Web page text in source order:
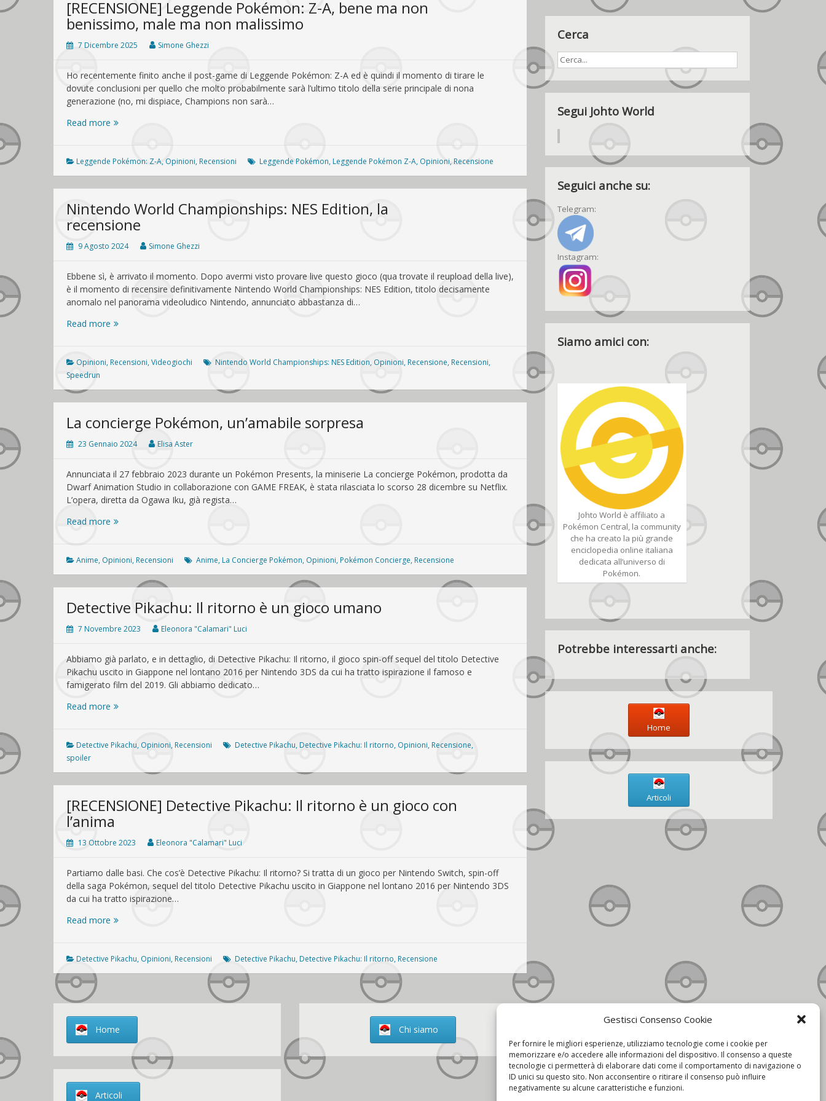
Gestisci Consenso Cookie
Per fornire le migliori esperienze, utilizziamo tecnologie come i cookie per
memorizzare e/o accedere alle informazioni del dispositivo. Il consenso a queste
tecnologie ci permetterà di elaborare dati come il comportamento di navigazione o
ID unici su questo sito. Non acconsentire o ritirare il consenso può influire
negativamente su alcune caratteristiche e funzioni.
[RECENSIONE] Leggende Pokémon: Z-A, bene ma non
benissimo, male ma non malissimo
7 Dicembre 2025 Simone Ghezzi
Ho recentemente finito anche il post-game di Leggende Pokémon: Z-A ed è quindi il momento di tirare le
dovute conclusioni per quello che molto probabilmente sarà l’ultimo titolo della serie principale di nona
generazione (no, mi dispiace, Champions non sarà…
Read more [RECENSIONE]
Pokémon:
Z-
A,
bene
non
benissimo,
ma
malissimo
Leggende Pokémon: Z-A, Opinioni, Recensioni Leggende Pokémon, Leggende Pokémon Z-A, Opinioni,Recensione
Nintendo World Championships: NES Edition, la
recensione
9 Agosto 2024 Simone Ghezzi
Ebbene sì, è arrivato il momento. Dopo avermi visto provare live questo gioco (qua trovate il reupload della live),
è il momento di recensire definitivamente Nintendo World Championships: NES Edition, titolo decisamente
anomalo nel panorama videoludico Nintendo, annunciato abbastanza di…
Read more Nintendo
NES
la
recensione
Opinioni, Recensioni,Videogiochi Nintendo World Championships: NES Edition, Opinioni, Recensione, Recensioni,
Speedrun
La concierge Pokémon, un’amabile sorpresa
23 Gennaio 2024 Elisa Aster
Annunciata il 27 febbraio 2023 durante un Pokémon Presents, la miniserie La concierge Pokémon, prodotta da
Dwarf Animation Studio in collaborazione con GAME FREAK, è stata rilasciata lo scorso 28 dicembre su Netflix.
L’opera, diretta da Ogawa Iku, già regista…
Read more La
un’amabile
sorpresa
Anime, Opinioni, Recensioni Anime, La Concierge Pokémon, Opinioni, Pokémon Concierge, Recensione
Detective Pikachu: Il ritorno è un gioco umano
7 Novembre 2023 Eleonora "Calamari" Luci
Abbiamo già parlato, e in dettaglio, di Detective Pikachu: Il ritorno, il gioco spin-off sequel del titolo Detective
Pikachu uscito in Giappone nel lontano 2016 per Nintendo 3DS da cui ha tratto ispirazione il famoso e
famigerato film del 2019. Gli abbiamo dedicato…
Read more Detective
ritorno
un
gioco
Detective Pikachu, Opinioni, Recensioni Detective Pikachu, Detective Pikachu: Il ritorno, Opinioni, Recensione,
spoiler
[RECENSIONE] Detective Pikachu: Il ritorno è un gioco con
l’anima
13 Ottobre 2023 Eleonora "Calamari" Luci
Partiamo dalle basi. Che cos’è Detective Pikachu: Il ritorno? Si tratta di un gioco per Nintendo Switch, spin-off
della saga Pokémon, sequel del titolo Detective Pikachu uscito in Giappone nel lontano 2016 per Nintendo 3DS
da cui ha tratto ispirazione…
Read more [RECENSIONE]
Il
ritorno
l’anima
Detective Pikachu, Opinioni, Recensioni Detective Pikachu, Detective Pikachu: Il ritorno, Recensione
Cerca
Segui Johto World
Seguici anche su:
Telegram:
Instagram:
Siamo amici con:
Johto World è affiliato a
Pokémon Central, la community
che ha creato la più grande
enciclopedia online italiana
dedicata all’universo di
Pokémon.
Potrebbe interessarti anche:
Home
Articoli
Home
Articoli
Chi siamo